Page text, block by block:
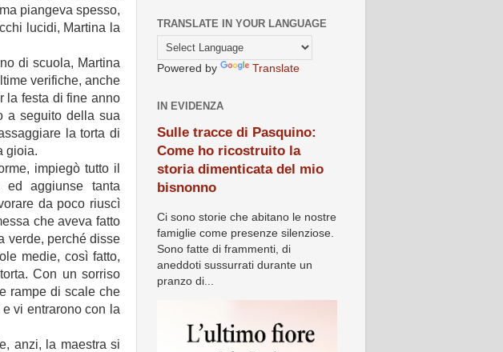
piangeva spesso,
lucidi, Martina la
di scuola, Martina
verifiche, anche
la festa di fine anno
a seguito della sua
la torta di
gioia.
impiegò tutto il
ed aggiunse tanta
da poco riuscì
che aveva fatto
verde, perché disse
medie, così fatto,
Con un sorriso
rampe di scale che
vi entrarono con la
anzi, la maestra si
TRANSLATE IN YOUR LANGUAGE
Powered by Translate
IN EVIDENZA
Sulle tracce di Pasquino:
Come ho ricostruito la
storia dimenticata del mio
bisnonno
Ci sono storie che abitano le nostre
famiglie come presenze silenziose.
Sono fatte di frammenti, di
aneddoti sussurrati durante un
pranzo di...